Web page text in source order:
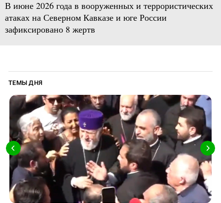
В июне 2026 года в вооруженных и террористических
атаках на Северном Кавказе и юге России
зафиксировано 8 жертв
ТЕМЫ ДНЯ